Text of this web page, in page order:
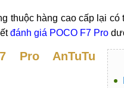
thuộc hàng cao cấp lại
đánh giá POCO F7 Pro
Pro AnTuTu